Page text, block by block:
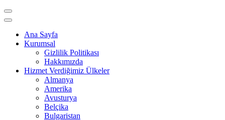
Ana Sayfa
Kurumsal
Gizlilik Politikası
Hakkımızda
Hizmet Verdiğimiz Ülkeler
Almanya
Amerika
Avusturya
Belçika
Bulgaristan